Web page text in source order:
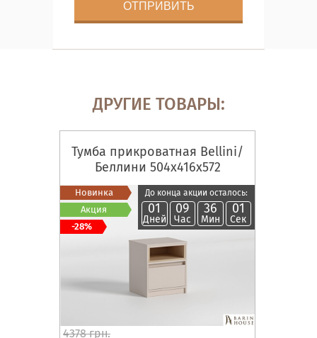
ДРУГИЕ ТОВАРЫ:
Тумба прикроватная Bellini/
Беллини 504х416х572
До конца акции осталось:
01
Дней
09
Час
36
Мин
00
Сек
4378 грн.
Новинка
Акция
-28%